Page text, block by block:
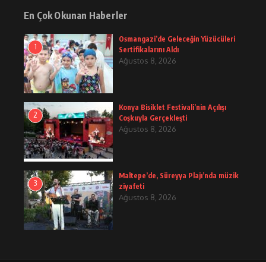
En Çok Okunan Haberler
1
Osmangazi’de Geleceğin Yüzücüleri
Sertifikalarını Aldı
Ağustos 8, 2026
2
Konya Bisiklet Festivali’nin Açılışı
Coşkuyla Gerçekleşti
Ağustos 8, 2026
3
Maltepe’de, Süreyya Plajı’nda müzik
ziyafeti
Ağustos 8, 2026